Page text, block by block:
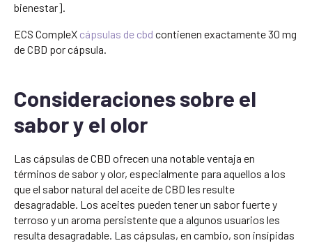
bienestar].
ECS CompleX cápsulas de cbd contienen exactamente 30 mg
de CBD por cápsula.
Consideraciones sobre el
sabor y el olor
Las cápsulas de CBD ofrecen una notable ventaja en
términos de sabor y olor, especialmente para aquellos a los
que el sabor natural del aceite de CBD les resulte
desagradable. Los aceites pueden tener un sabor fuerte y
terroso y un aroma persistente que a algunos usuarios les
resulta desagradable. Las cápsulas, en cambio, son insípidas